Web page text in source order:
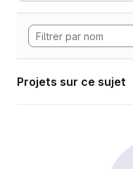
Projets sur ce sujet